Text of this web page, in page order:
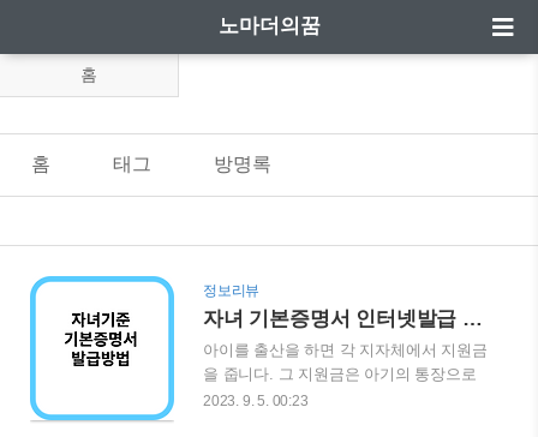
노마더의꿈
홈
홈 태그 방명록
정보리뷰
자녀 기본증명서 인터넷발급 방법
아이를 출산을 하면 각 지자체에서 지원금
을 줍니다. 그 지원금은 아기의 통장으로
입금이 됩니다. 그래서 미성년 아기의 통
2023. 9. 5. 00:23